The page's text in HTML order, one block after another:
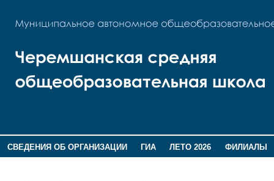
СВЕДЕНИЯ ОБ ОРГАНИЗАЦИИ ГИА ЛЕТО 2026
ФИЛИАЛЫ